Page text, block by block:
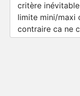
critère
limite mini/
contraire ca ne